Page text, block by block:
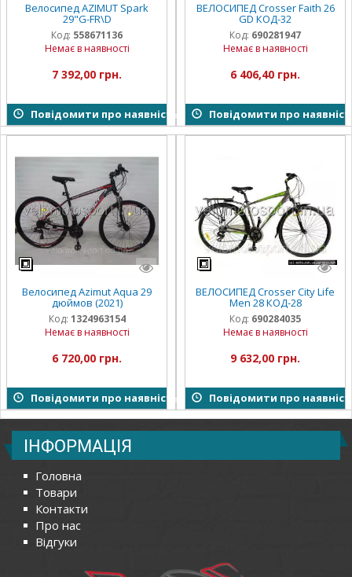
Велосипед AZIMUT Spark
29"G-FR\D
Код: 558671136
Немає в наявності
7 392,00 грн.
Повідомити про наявність
ВЕЛОСИПЕД Crosser Faith 26
GD КОД-32
Код: 690281947
Немає в наявності
6 406,40 грн.
Повідомити про
Велосипед Azimut Aqua 29
дюймов (2021)
Код: 1324963154
Немає в наявності
6 720,00 грн.
Повідомити про наявність
ВЕЛОСИПЕД Crosser City Life
Men 28 КОД-28
Код: 690284035
Немає в наявності
9 632,00 грн.
Повідомити про
ІНФОРМАЦІЯ
Головна
Товари
Контакти
Про нас
Відгуки